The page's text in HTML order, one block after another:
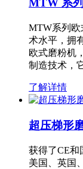
MTW 系
MTW系列欧
术水平，拥
欧式磨粉机
制造技术，
了解详情
超压梯形
获得了CE和
美国、英国